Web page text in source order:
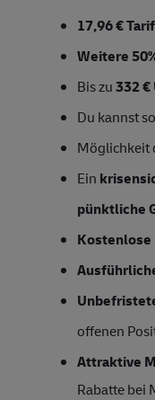
17,96 €
Weitere
Bis zu332
Du kannst
Möglichkeit
Ein
pünktliche
Kostenlose
offenen
Attraktive
Rabatte bei